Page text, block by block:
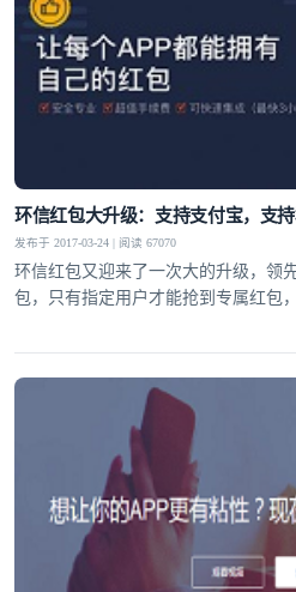
环信红包大升级：支持支付宝，支
发布于 2017-03-24 | 阅读 67070
环信红包又迎来了一次大的升级，领
包，只有指定用户才能抢到专属红包
登录即时
登录客